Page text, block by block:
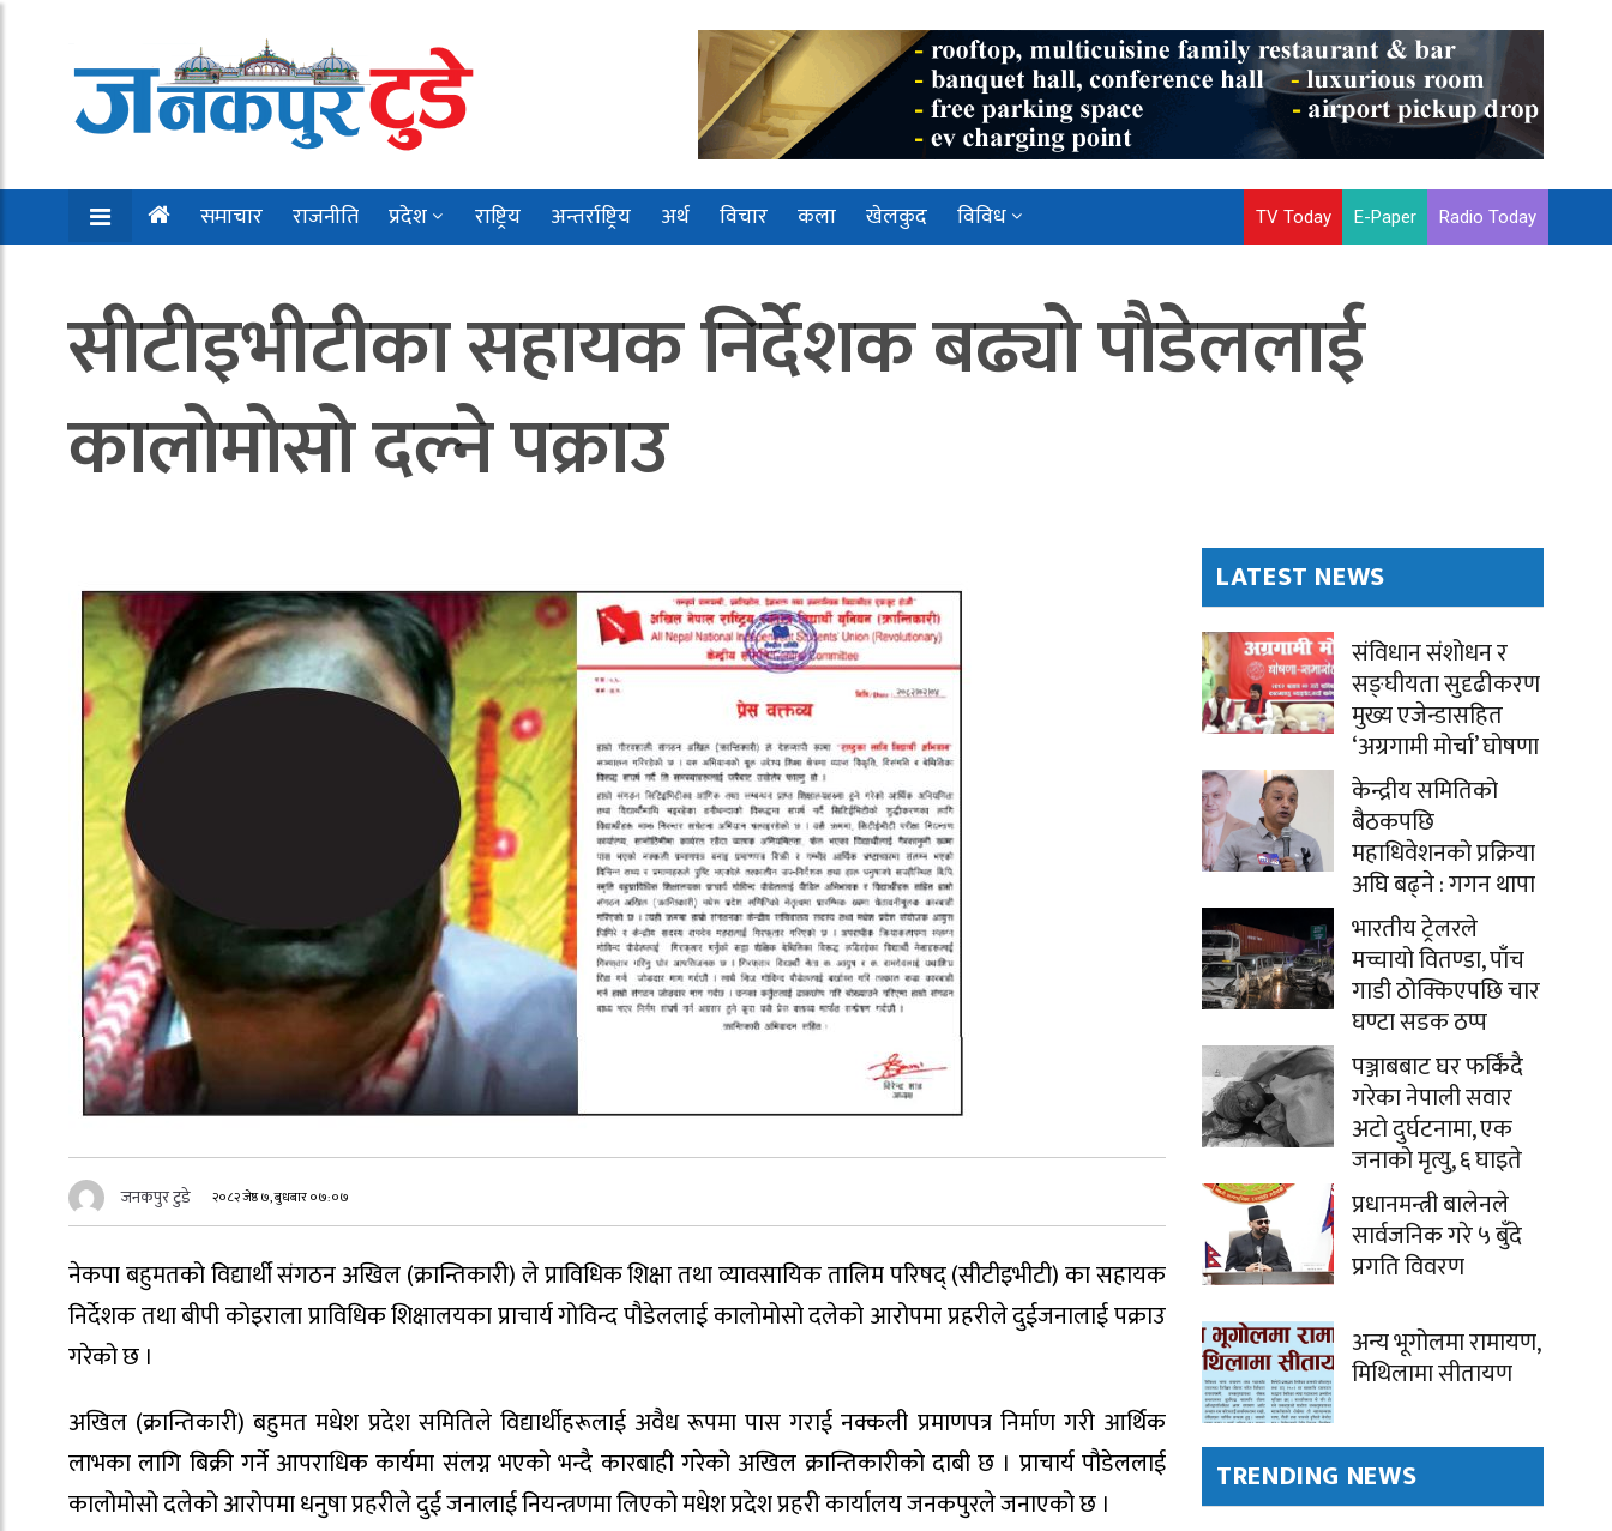
समाचार राजनीति प्रदेश राष्ट्रिय अन्तर्राष्ट्रिय अर्थ विचार कला खेलकुद विविध TV Today E-Paper Radio Today
सीटीइभीटीका सहायक निर्देशक बढ्यो पौडेललाई
कालोमोसो दल्ने पक्राउ
जनकपुर टुडे २०८२ जेष्ठ ७, बुधबार ०७:०७
नेकपा बहुमतको विद्यार्थी संगठन अखिल (क्रान्तिकारी) ले प्राविधिक शिक्षा तथा व्यावसायिक तालिम परिषद् (सीटीइभीटी) का सहायक
निर्देशक तथा बीपी कोइराला प्राविधिक शिक्षालयका प्राचार्य गोविन्द पौडेललाई कालोमोसो दलेको आरोपमा प्रहरीले दुईजनालाई पक्राउ
गरेको छ ।
अखिल (क्रान्तिकारी) बहुमत मधेश प्रदेश समितिले विद्यार्थीहरूलाई अवैध रूपमा पास गराई नक्कली प्रमाणपत्र निर्माण गरी आर्थिक
लाभका लागि बिक्री गर्ने आपराधिक कार्यमा संलग्न भएको भन्दै कारबाही गरेको अखिल क्रान्तिकारीको दाबी छ । प्राचार्य पौडेललाई
कालोमोसो दलेको आरोपमा धनुषा प्रहरीले दुई जनालाई नियन्त्रणमा लिएको मधेश प्रदेश प्रहरी कार्यालय जनकपुरले जनाएको छ ।
LATEST NEWS
संविधान संशोधन र
सङ्घीयता सुदृढीकरण
मुख्य एजेन्डासहित
‘अग्रगामी मोर्चा’ घोषणा
केन्द्रीय समितिको
बैठकपछि
महाधिवेशनको प्रक्रिया
अघि बढ्ने : गगन थापा
भारतीय ट्रेलरले
मच्चायो वितण्डा, पाँच
गाडी ठोक्किएपछि चार
घण्टा सडक ठप्प
पञ्जाबबाट घर फर्किंदै
गरेका नेपाली सवार
अटो दुर्घटनामा, एक
जनाको मृत्यु, ६ घाइते
प्रधानमन्त्री बालेनले
सार्वजनिक गरे ५ बुँदे
प्रगति विवरण
अन्य भूगोलमा रामायण,
मिथिलामा सीतायण
TRENDING NEWS